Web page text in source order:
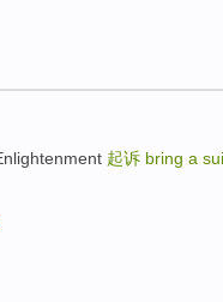
起诉 bring a